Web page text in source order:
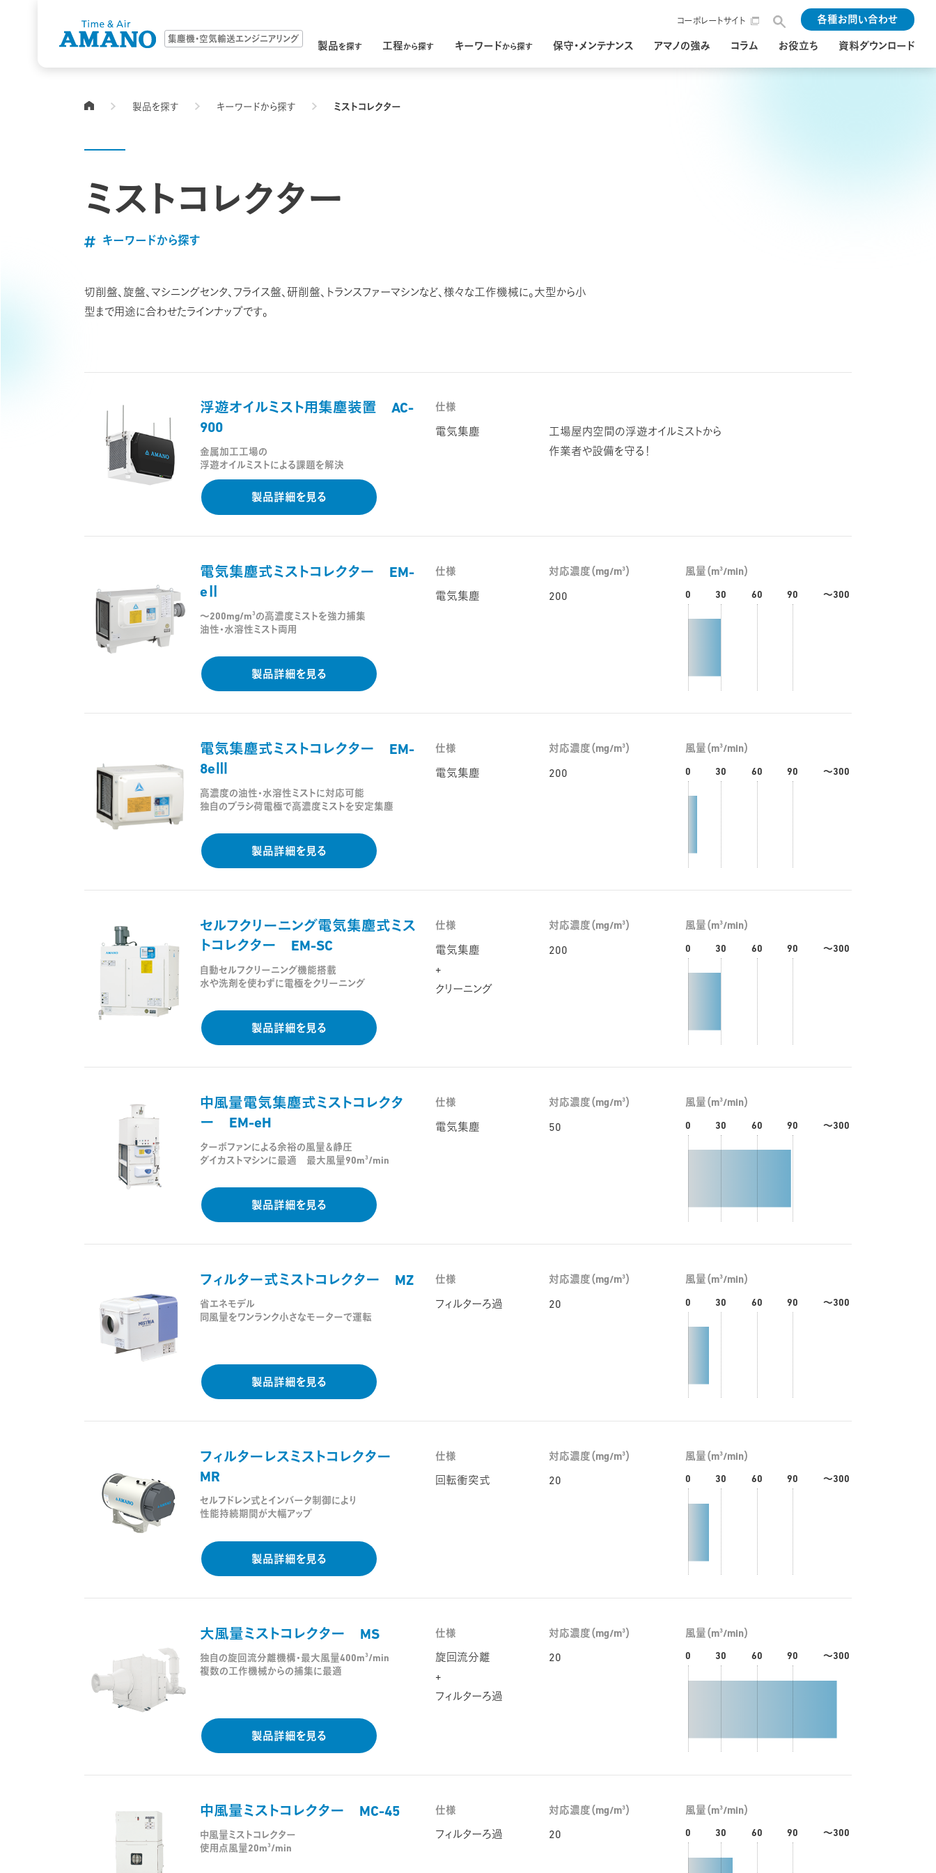
集塵機・空気輸送エンジニアリング
製品を探す 工程から探す キーワードから探す 保守・メンテナンス アマノの強み コラム お役立ち 資料ダウンロード
コーポレートサイト 各種お問い合わせ
TOPページ製品を探す キーワードから探す ミストコレクター
ミストコレクター
キーワードから探す
切削盤、旋盤、マシニングセンタ、フライス盤、研削盤、トランスファーマシンなど、様々な工作機械に。大型から小
型まで用途に合わせたラインナップです。
浮遊オイルミスト用集塵装置 AC-
900
金属加工工場の
浮遊オイルミストによる課題を解決
仕様
電気集塵
工場屋内空間の浮遊オイルミストから
作業者や設備を守る！
製品詳細を見る
電気集塵式ミストコレクター EM-
eⅡ
～200mg/m3 の高濃度ミストを強力捕集
油性・水溶性ミスト両用
仕様
電気集塵
対応濃度（mg/m3）
200
風量（m3/min）
0 30 60 90 ～300
製品詳細を見る
電気集塵式ミストコレクター EM-
8eⅢ
高濃度の油性・水溶性ミストに対応可能
独自のブラシ荷電極で高濃度ミストを安定集塵
仕様
電気集塵
対応濃度（mg/m3）
200
風量（m3/min）
0 30 60 90 ～300
製品詳細を見る
セルフクリーニング電気集塵式ミス
トコレクター EM-SC
自動セルフクリーニング機能搭載
水や洗剤を使わずに電極をクリーニング
仕様
電気集塵
+
クリーニング
対応濃度（mg/m3）
200
風量（m3/min）
0 30 60 90 ～300
製品詳細を見る
中風量電気集塵式ミストコレクタ
ー EM-eH
ターボファンによる余裕の風量＆静圧
ダイカストマシンに最適 最大風量90m3 /min
仕様
電気集塵
対応濃度（mg/m3）
50
風量（m3/min）
0 30 60 90 ～300
製品詳細を見る
フィルター式ミストコレクター MZ
省エネモデル
同風量をワンランク小さなモーターで運転
仕様
フィルターろ過
対応濃度（mg/m3）
20
風量（m3/min）
0 30 60 90 ～300
製品詳細を見る
フィルターレスミストコレクター
MR
セルフドレン式とインバータ制御により
性能持続期間が大幅アップ
仕様
回転衝突式
対応濃度（mg/m3）
20
風量（m3/min）
0 30 60 90 ～300
製品詳細を見る
大風量ミストコレクター MS
独自の旋回流分離機構・最大風量400m3/min
複数の工作機械からの捕集に最適
仕様
旋回流分離
+
フィルターろ過
対応濃度（mg/m3）
20
風量（m3/min）
0 30 60 90 ～300
製品詳細を見る
中風量ミストコレクター MC-45
中風量ミストコレクター
使用点風量20m3/min
仕様
フィルターろ過
対応濃度（mg/m3）
20
風量（m3/min）
0 30 60 90 ～300